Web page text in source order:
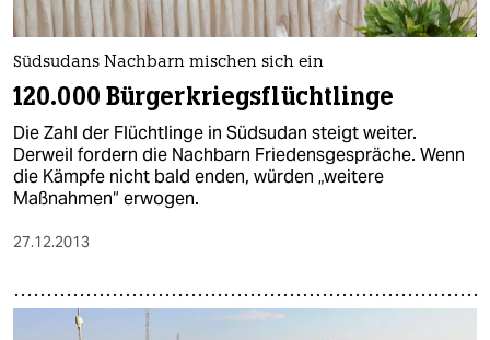
Südsudans Nachbarn mischen sich ein
120.000 Bürgerkriegsflüchtlinge
Die Zahl der Flüchtlinge in Südsudan steigt weiter.
Derweil fordern die Nachbarn Friedensgespräche. Wenn
die Kämpfe nicht bald enden, würden „weitere
Maßnahmen“ erwogen.
27.12.2013